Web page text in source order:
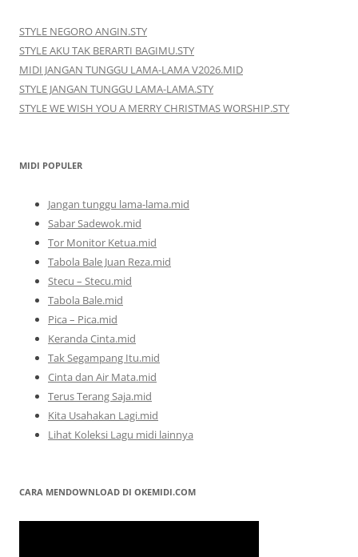
STYLE NEGORO ANGIN.STY
STYLE AKU TAK BERARTI BAGIMU.STY
MIDI JANGAN TUNGGU LAMA-LAMA V2026.MID
STYLE JANGAN TUNGGU LAMA-LAMA.STY
STYLE WE WISH YOU A MERRY CHRISTMAS WORSHIP.STY
MIDI POPULER
Jangan tunggu lama-lama.mid
Sabar Sadewok.mid
Tor Monitor Ketua.mid
Tabola Bale Juan Reza.mid
Stecu – Stecu.mid
Tabola Bale.mid
Pica – Pica.mid
Keranda Cinta.mid
Tak Segampang Itu.mid
Cinta dan Air Mata.mid
Terus Terang Saja.mid
Kita Usahakan Lagi.mid
Lihat Koleksi Lagu midi lainnya
CARA MENDOWNLOAD DI OKEMIDI.COM